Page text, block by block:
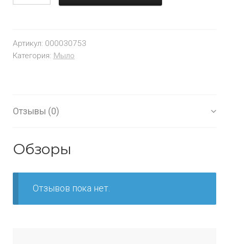
Артикул: 000030753
Категория: Мыло
Отзывы (0)
Обзоры
Отзывов пока нет.